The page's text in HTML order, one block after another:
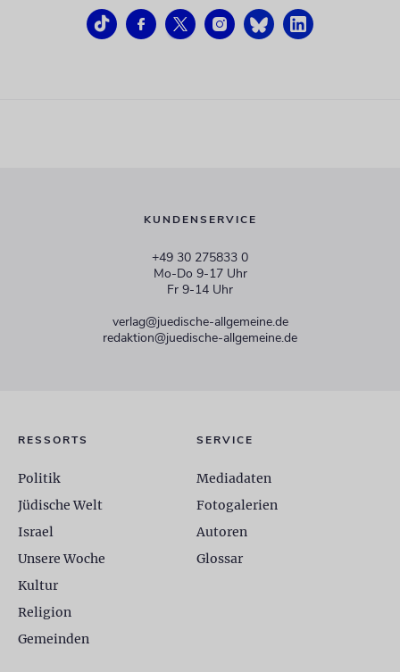
KUNDENSERVICE
+49 30 275833 0
Mo-Do 9-17 Uhr
Fr 9-14 Uhr
verlag@juedische-allgemeine.de
redaktion@juedische-allgemeine.de
RESSORTS
Politik
Jüdische Welt
Israel
Unsere Woche
Kultur
Religion
Gemeinden
SERVICE
Mediadaten
Fotogalerien
Autoren
Glossar